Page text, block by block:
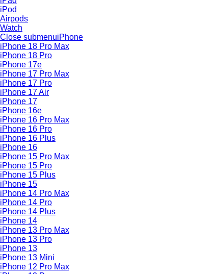
iPod
Airpods
Watch
Close submenuiPhone
iPhone 18 Pro Max
iPhone 18 Pro
iPhone 17e
iPhone 17 Pro Max
iPhone 17 Pro
iPhone 17 Air
iPhone 17
iPhone 16e
iPhone 16 Pro Max
iPhone 16 Pro
iPhone 16 Plus
iPhone 16
iPhone 15 Pro Max
iPhone 15 Pro
iPhone 15 Plus
iPhone 15
iPhone 14 Pro Max
iPhone 14 Pro
iPhone 14 Plus
iPhone 14
iPhone 13 Pro Max
iPhone 13 Pro
iPhone 13
iPhone 13 Mini
iPhone 12 Pro Max